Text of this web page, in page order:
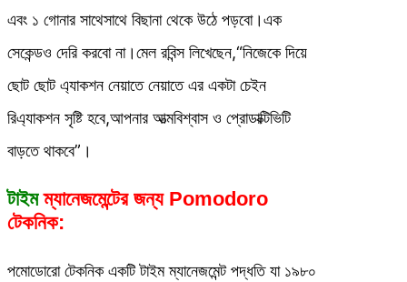
এবং ১ গোনার সাথেসাথে বিছানা থেকে উঠে পড়বো।এক
সেকেন্ডও দেরি করবো না।মেল রবিন্স লিখেছেন,“নিজেকে দিয়ে
ছোট ছোট এ্যাকশন নেয়াতে নেয়াতে এর একটা চেইন
রিএ্যাকশন সৃষ্টি হবে,আপনার আত্মবিশ্বাস ও প্রোডাক্টিভিটি
বাড়তে থাকবে”।
টাইমম্যানেজমেন্টের জন্য Pomodoro
টেকনিক:
পমোডোরো টেকনিক একটি টাইম ম্যানেজমেন্ট পদ্ধতি যা ১৯৮০